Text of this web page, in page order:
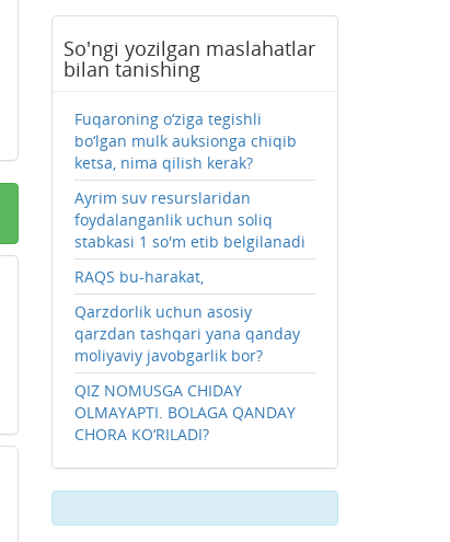
So'ngi yozilgan maslahatlar
bilan tanishing
Fuqaroning o‘ziga tegishli
bo‘lgan mulk auksionga chiqib
ketsa, nima qilish kerak?
Ayrim suv resurslaridan
foydalanganlik uchun soliq
stabkasi 1 so'm etib belgilanadi
RAQS bu-harakat,
Qarzdorlik uchun asosiy
qarzdan tashqari yana qanday
moliyaviy javobgarlik bor?
QIZ NOMUSGA CHIDAY
OLMAYAPTI. BOLAGA QANDAY
CHORA KO‘RILADI?